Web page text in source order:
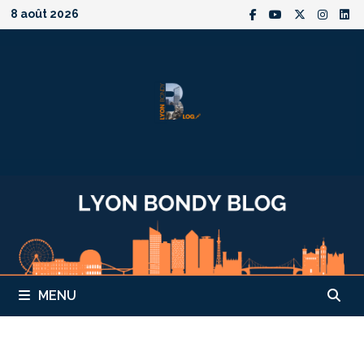
Passer
au
8 août 2026
MENU